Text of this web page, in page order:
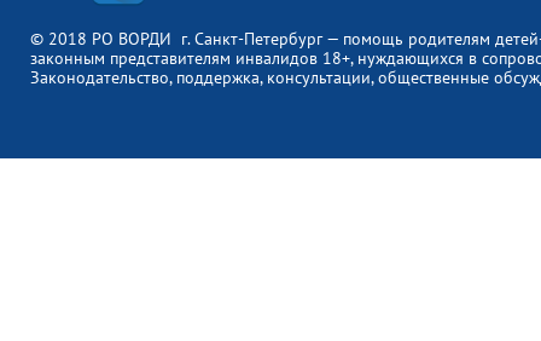
© 2018 РО ВОРДИ г. Санкт-Петербург — помощь родителям
законным представителям инвалидов 18+, нуждающихся в
Законодательство, поддержка, консультации, общественные